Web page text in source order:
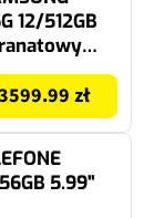
12/512GB
3599.99 zł
5.99"